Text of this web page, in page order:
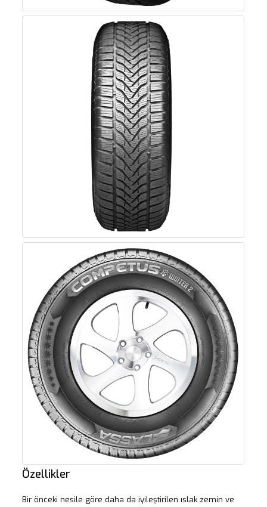
Özellikler
Bir önceki nesile göre daha da iyileştirilen ıslak zemin ve